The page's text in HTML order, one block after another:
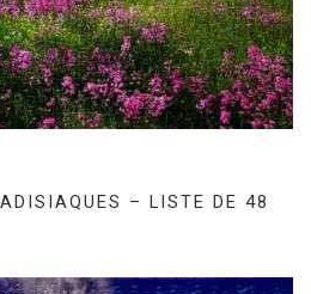
– LISTE DE 48